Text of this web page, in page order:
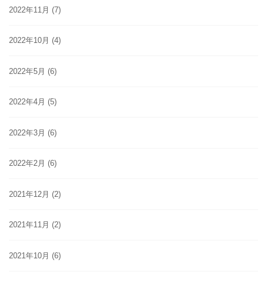
2022年11月 (7)
2022年10月 (4)
2022年5月 (6)
2022年4月 (5)
2022年3月 (6)
2022年2月 (6)
2021年12月 (2)
2021年11月 (2)
2021年10月 (6)